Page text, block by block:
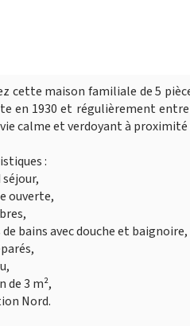
cette maison familiale de 5
en 1930 et régulièrement
calme et verdoyant à proximité
:
séjour,
ouverte,
de bains avec douche et baignoire,
de 3 m²,
Nord.